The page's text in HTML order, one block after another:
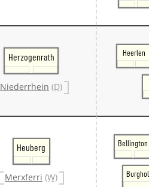
Herzogenrath
Niederrhein (D)
Heerlen
Heuberg
Merxferri (W)
Bellington